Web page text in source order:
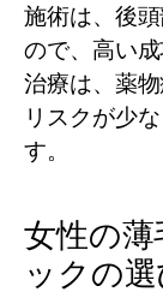
施術は、後
ので、高い
治療は、薬
リスクが少
す。
女性の
ックの